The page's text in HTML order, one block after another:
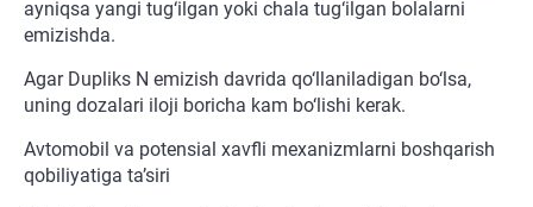
ayniqsa yangi tug‘ilgan yoki chala tug‘ilgan bolalarni
emizishda.
Agar Dupliks N emizish davrida qo‘llaniladigan bo‘lsa,
uning dozalari iloji boricha kam bo‘lishi kerak.
Avtomobil va potensial xavfli mexanizmlarni boshqarish
qobiliyatiga ta’siri